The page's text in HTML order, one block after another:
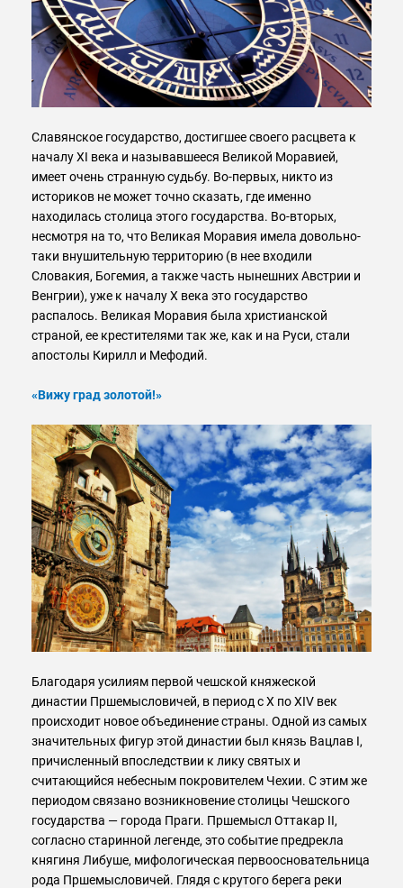
Славянское государство, достигшее своего расцвета к
началу XI века и называвшееся Великой Моравией,
имеет очень странную судьбу. Во-первых, никто из
историков не может точно сказать, где именно
находилась столица этого государства. Во-вторых,
несмотря на то, что Великая Моравия имела довольно-
таки внушительную территорию (в нее входили
Словакия, Богемия, а также часть нынешних Австрии и
Венгрии), уже к началу X века это государство
распалось. Великая Моравия была христианской
страной, ее крестителями так же, как и на Руси, стали
апостолы Кирилл и Мефодий.
«Вижу град золотой!»
Благодаря усилиям первой чешской княжеской
династии Пршемысловичей, в период с X по XIV век
происходит новое объединение страны. Одной из самых
значительных фигур этой династии был князь Вацлав I,
причисленный впоследствии к лику святых и
считающийся небесным покровителем Чехии. С этим же
периодом связано возникновение столицы Чешского
государства — города Праги. Пршемысл Оттакар II,
согласно старинной легенде, это событие предрекла
княгиня Либуше, мифологическая первоосновательница
рода Пршемысловичей. Глядя с крутого берега реки